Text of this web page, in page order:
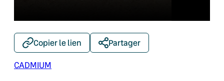
Copier le lien Partager
CADMIUM